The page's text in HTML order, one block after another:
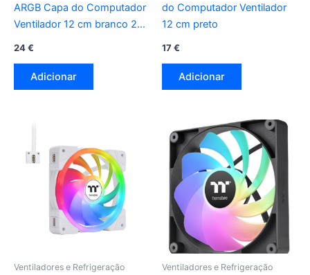
ARGB Capa do Computador
Ventilador 12 cm branco 2
24€
Adicionar
do Computador Ventilador
12 cm preto
17€
Adicionar
Ventiladores e Refrigeração Ventiladores e Refrigeração